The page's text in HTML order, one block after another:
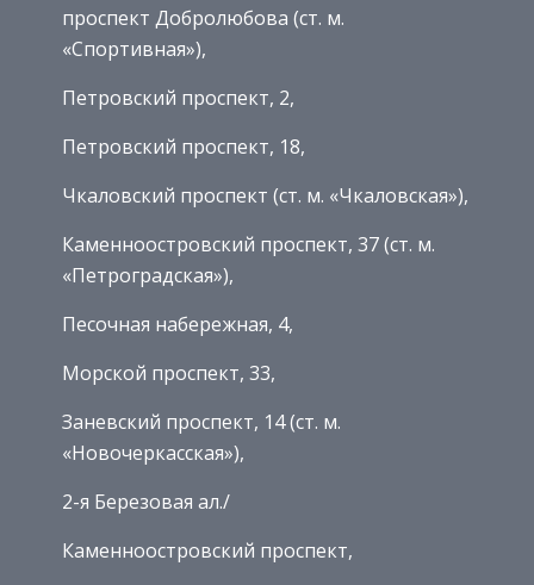
проспект Добролюбова (ст. м.
«Спортивная»),
Петровский проспект, 2,
Петровский проспект, 18,
Чкаловский проспект (ст. м. «Чкаловская»),
Каменноостровский проспект, 37 (ст. м.
«Петроградская»),
Песочная набережная, 4,
Морской проспект, 33,
Заневский проспект, 14 (ст. м.
«Новочеркасская»),
2-я Березовая ал./
Каменноостровский проспект,